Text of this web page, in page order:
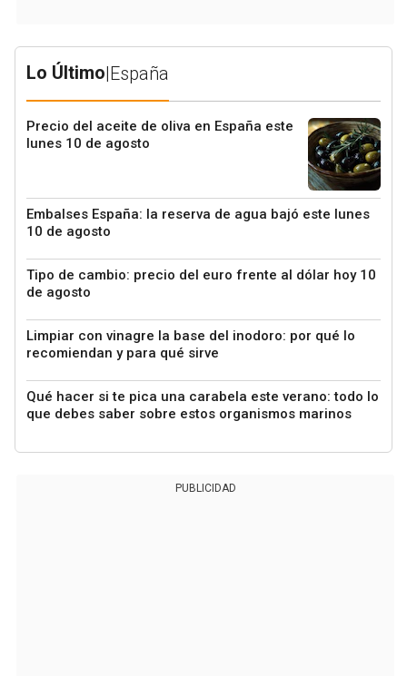
Lo Último|España
Precio del aceite de oliva en España este
lunes 10 de agosto
Embalses España: la reserva de agua bajó este lunes
10 de agosto
Tipo de cambio: precio del euro frente al dólar hoy 10
de agosto
Limpiar con vinagre la base del inodoro: por qué lo
recomiendan y para qué sirve
Qué hacer si te pica una carabela este verano: todo lo
que debes saber sobre estos organismos marinos
PUBLICIDAD